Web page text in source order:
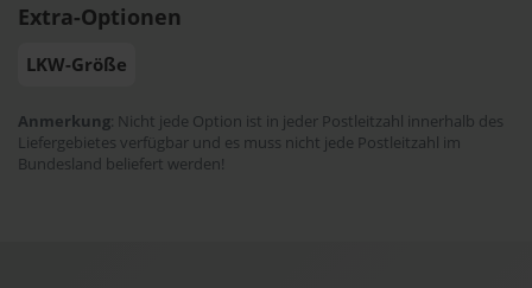
Extra-Optionen
LKW-Größe
Anmerkung: Nicht jede Option ist in jeder Postleitzahl innerhalb des
Liefergebietes verfügbar und es muss nicht jede Postleitzahl im
Bundesland beliefert werden!